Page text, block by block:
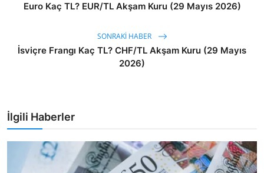
Euro Kaç TL? EUR/TL Akşam Kuru (29 Mayıs 2026)
SONRAKI HABER
İsviçre Frangı Kaç TL? CHF/TL Akşam Kuru (29 Mayıs
2026)
İlgili Haberler